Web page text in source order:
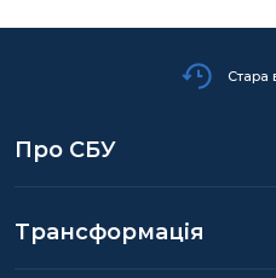
Стара
Про СБУ
Трансформація